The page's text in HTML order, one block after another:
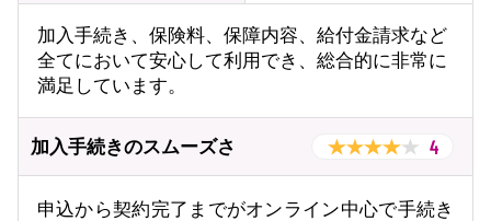
資料請求 訪問相談
イオンカード会員さま専用保険
加入手続き、保険料、保障内容、給付金請求など
全てにおいて安心して利用でき、総合的に非常に
満足しています。
加入手続きのスムーズさ 4
申込から契約完了までがオンライン中心で手続き